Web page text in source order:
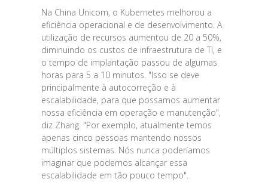
Na China Unicom, o Kubernetes melhorou a
eficiência operacional e de desenvolvimento. A
utilização de recursos aumentou de 20 a 50%,
diminuindo os custos de infraestrutura de TI, e
o tempo de implantação passou de algumas
horas para 5 a 10 minutos. "Isso se deve
principalmente à autocorreção e à
escalabilidade, para que possamos aumentar
nossa eficiência em operação e manutenção",
diz Zhang. "Por exemplo, atualmente temos
apenas cinco pessoas mantendo nossos
múltiplos sistemas. Nós nunca poderíamos
imaginar que podemos alcançar essa
escalabilidade em tão pouco tempo".